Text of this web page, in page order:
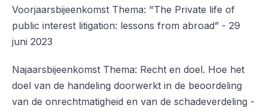
Voorjaarsbijeenkomst Thema: "The Private life of
public interest litigation: lessons from abroad” - 29
juni 2023
Najaarsbijeenkomst Thema: Recht en doel. Hoe het
doel van de handeling doorwerkt in de beoordeling
van de onrechtmatigheid en van de schadeverdeling -